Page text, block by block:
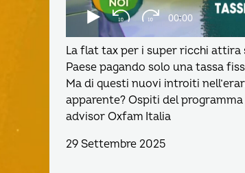
La flat tax per i super ricchi attira
Paese pagando solo una tassa
Ma di questi nuovi introiti
apparente? Ospiti del
advisor Oxfam Italia
29 Settembre 2025